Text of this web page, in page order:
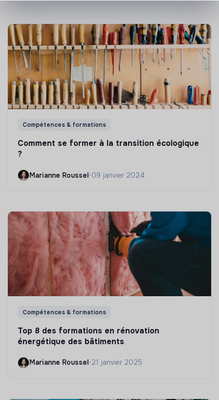
Compétences & formations
Comment se former à la transition écologique
?
Marianne Roussel•09 janvier 2024
Compétences & formations
Top 8 des formations en rénovation
énergétique des bâtiments
Marianne Roussel•21 janvier 2025